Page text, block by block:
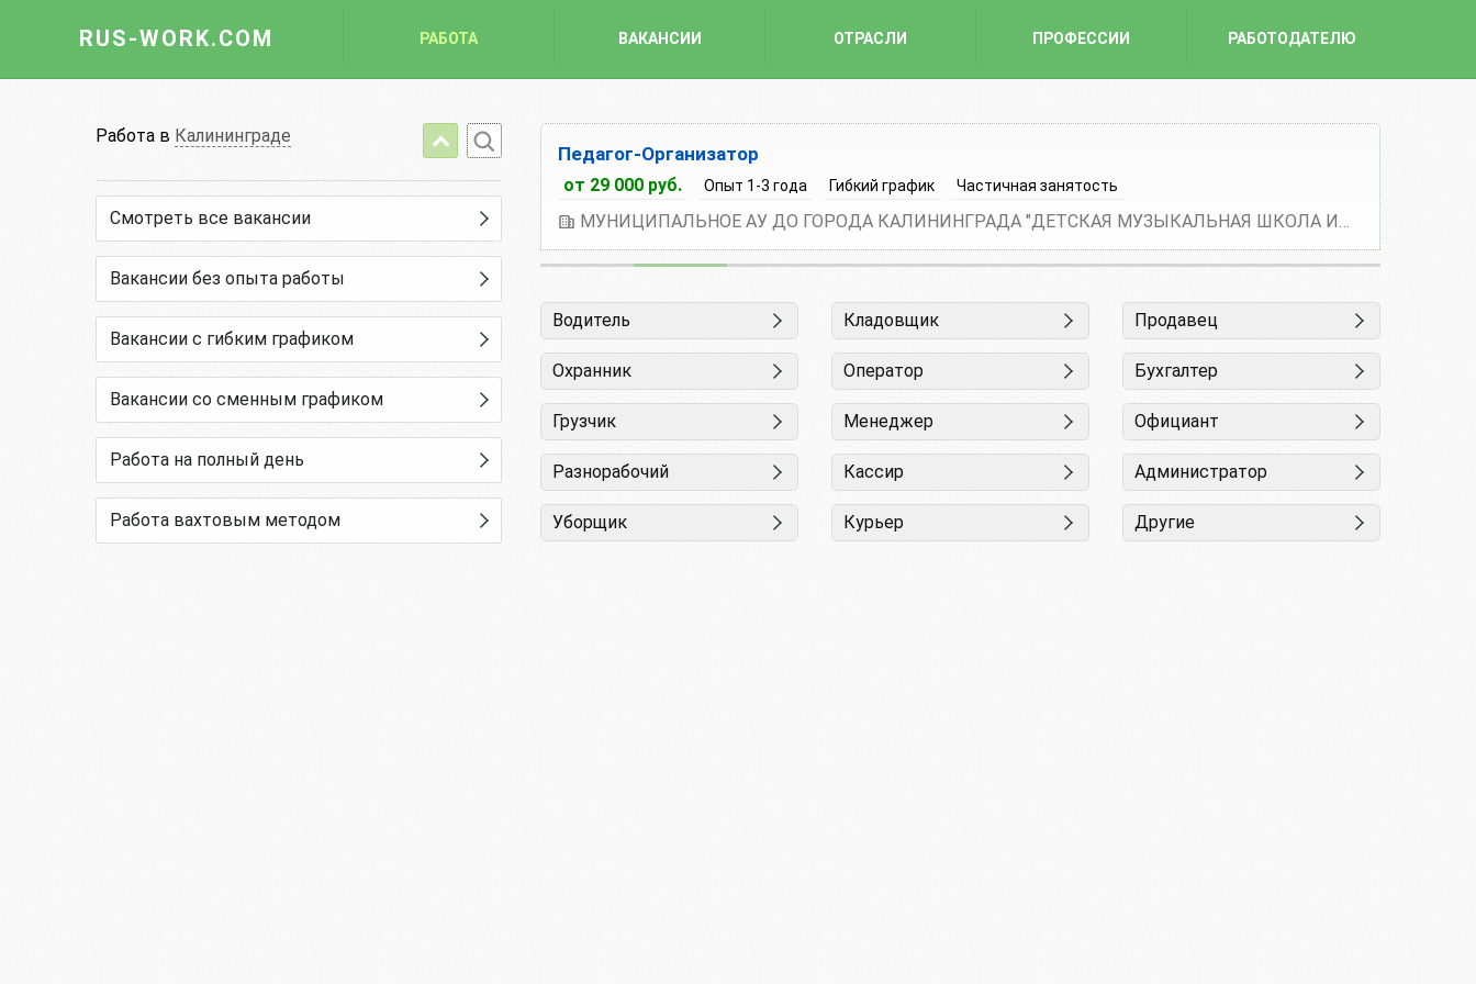
RUS-WORK.COM РАБОТА ВАКАНСИИ ОТРАСЛИ ПРОФЕССИИ РАБОТОДАТЕЛЮ
Профессии
Работодателю
Работа в Калининграде
Смотреть все вакансии
Вакансии без опыта работы
Вакансии с гибким графиком
Вакансии со сменным графиком
Работа на полный день
Работа вахтовым методом
Не указано
ЗАВОД "ЯНТАРЬ"
Педагог-Организатор
от 29 000 руб. Опыт 1-3 года Гибкий график Частичная занятость
МУНИЦИПАЛЬНОЕ АУ ДО ГОРОДА КАЛИНИНГРАДА "ДЕТСКАЯ МУЗЫКАЛЬНАЯ ШКОЛА ИМЕНИ ГЛИНКИ М.И."
Водитель
Охранник
Грузчик
Разнорабочий
Уборщик
Кладовщик
Оператор
Менеджер
Кассир
Курьер
Продавец
Бухгалтер
Официант
Администратор
Другие